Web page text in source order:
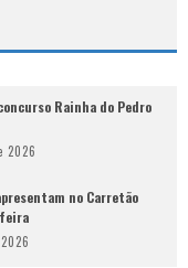
Rainha do Pedro
2026
no Carretão